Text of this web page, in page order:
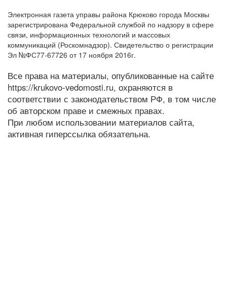
Электронная газета управы района Крюково города Москвы
зарегистрирована Федеральной службой по надзору в сфере
связи, информационных технологий и массовых
коммуникаций (Роскомнадзор). Свидетельство о регистрации
Эл №ФС77-67726 от 17 ноября 2016г.
Все права на материалы, опубликованные на сайте
https://krukovo-vedomosti.ru, охраняются в
соответствии с законодательством РФ, в том числе
об авторском праве и смежных правах.
При любом использовании материалов сайта,
активная гиперссылка обязательна.